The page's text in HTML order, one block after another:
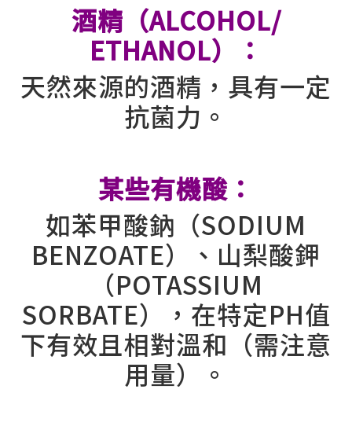
酒精（ALCOHOL/
ETHANOL）：
天然來源的酒精，具有一定
抗菌力。
某些有機酸：
如苯甲酸鈉（SODIUM
BENZOATE）、山梨酸鉀
（POTASSIUM
SORBATE），在特定PH值
下有效且相對溫和（需注意
用量）。